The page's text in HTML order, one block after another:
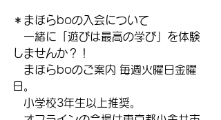
＊まほらboの入会について
一緒に「遊びは最高の学び」を体験
しませんか？！
まほらboのご案内 毎週火曜日金曜
日。
小学校3年生以上推奨。